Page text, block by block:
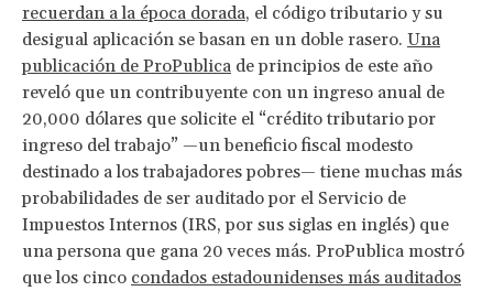
recuerdan a la época dorada, el código tributario y su
desigual aplicación se basan en un doble rasero. Una
publicación de ProPublica de principios de este año
reveló que un contribuyente con un ingreso anual de
20,000 dólares que solicite el “crédito tributario por
ingreso del trabajo” —un beneficio fiscal modesto
destinado a los trabajadores pobres— tiene muchas más
probabilidades de ser auditado por el Servicio de
Impuestos Internos (IRS, por sus siglas en inglés) que
una persona que gana 20 veces más. ProPublica mostró
que los cinco condados estadounidenses más auditados